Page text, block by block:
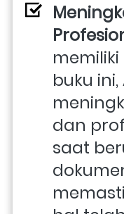
buku
dan
saat